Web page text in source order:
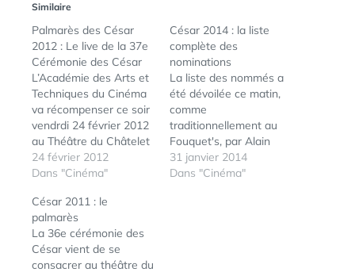
Similaire
Palmarès des César
2012 : Le live de la 37e
Cérémonie des César
L’Académie des Arts et
Techniques du Cinéma
va récompenser ce soir
vendrdi 24 février 2012
au Théâtre du Châtelet
les meilleurs talents du
cinéma lors de la 37e
organisée avec Canal+
et présidée par le
comédien et réalisateur
Guillaume Canet.
Antoine de Caunes en
24 février 2012
Dans "Cinéma"
César 2014 : la liste
complète des
nominations
La liste des nommés a
été dévoilée ce matin,
comme
traditionnellement au
Fouquet's, par Alain
Terzian, président de
l'Académie des César.
31 janvier 2014
Dans "Cinéma"
César 2011 : le
palmarès
La 36e cérémonie des
César vient de se
consacrer au théâtre du